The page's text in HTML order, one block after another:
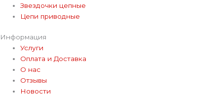
Звездочки цепные
Цепи приводные
Информация
Услуги
Оплата и Доставка
О нас
Отзывы
Новости